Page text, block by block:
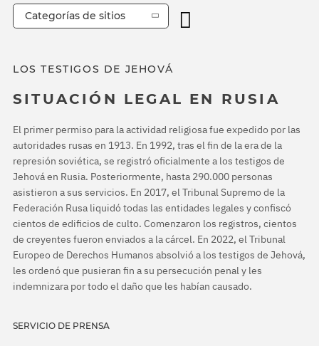
LOS TESTIGOS DE JEHOVÁ
SITUACIÓN LEGAL EN RUSIA
El primer permiso para la actividad religiosa fue expedido por las
autoridades rusas en 1913. En 1992, tras el fin de la era de la
represión soviética, se registró oficialmente a los testigos de
Jehová en Rusia. Posteriormente, hasta 290.000 personas
asistieron a sus servicios. En 2017, el Tribunal Supremo de la
Federación Rusa liquidó todas las entidades legales y confiscó
cientos de edificios de culto. Comenzaron los registros, cientos
de creyentes fueron enviados a la cárcel. En 2022, el Tribunal
Europeo de Derechos Humanos absolvió a los testigos de Jehová,
les ordenó que pusieran fin a su persecución penal y les
indemnizara por todo el daño que les habían causado.
SERVICIO DE PRENSA
Categorías de sitios